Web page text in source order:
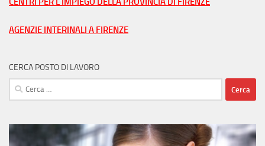
AGENZIE INTERINALI A FIRENZE
CERCA POSTO DI LAVORO
Ricerca
per: